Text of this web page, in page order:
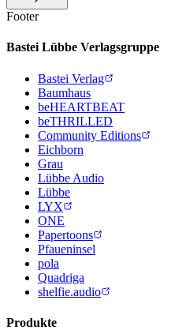
Footer
Bastei Lübbe Verlagsgruppe
Bastei Verlag
Baumhaus
beHEARTBEAT
beTHRILLED
Community Editions
Eichborn
Grau
Lübbe Audio
Lübbe
LYX
ONE
Papertoons
Pfaueninsel
pola
Quadriga
shelfie.audio
Produkte